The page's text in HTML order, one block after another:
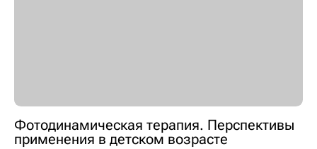
Фотодинамическая терапия. Перспективы
применения в детском возрасте